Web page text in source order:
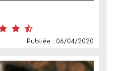
Publiée : 06/04/2020